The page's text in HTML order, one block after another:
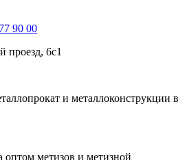
90 00
проезд, 6с1
и металлоконструкции в
оптом метизов и метизной